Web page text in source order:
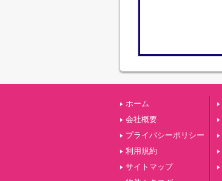
ホーム
会社概要
プライバシーポリシー
利用規約
サイトマップ